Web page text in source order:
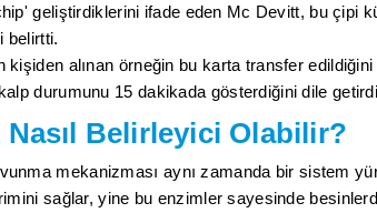
geliştirdiklerini ifade eden Mc Devitt, bu çipi
belirtti.
kişiden alınan örneğin bu karta transfer
durumunu 15 dakikada gösterdiğini dile
Belirleyici Olabilir?
mekanizması aynı zamanda bir sistem
sağlar, yine bu enzimler sayesinde